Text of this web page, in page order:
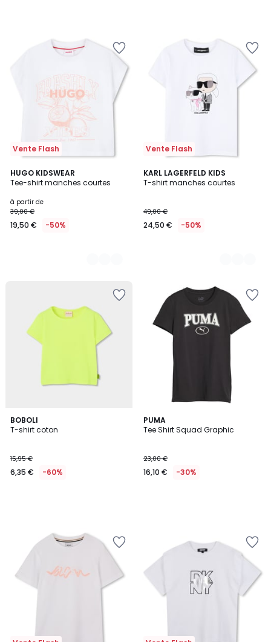
Vente Flash
HUGO KIDSWEAR
Tee-shirt manches courtes
à partir de
39,00 €
19,50 € -50%
2
Couleurs
Vente Flash
KARL LAGERFELD KIDS
T-shirt manches courtes
49,00 €
24,50 € -50%
2
Couleurs
BOBOLI
T-shirt coton
15,95 €
6,35 € -60%
PUMA
Tee Shirt Squad Graphic
23,00 €
16,10 € -30%